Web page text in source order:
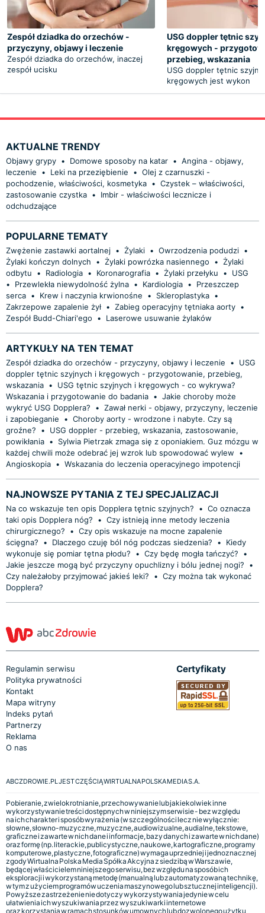
Zespół dziadka do orzechów -
przyczyny, objawy i leczenie
Zespół dziadka do orzechów, inaczej
zespół ucisku
USG doppler tętnic
kręgowych -
przebieg, wskazania
USG doppler tętnic
kręgowych jest wykon
AKTUALNE TRENDY
Objawy grypy • Domowe sposoby na katar • Angina - objawy,
leczenie
• Leki na przeziębienie • Olej z czarnuszki -
pochodzenie, właściwości, kosmetyka • Czystek – właściwości,
zastosowanie czystka •
Imbir - właściwości lecznicze i
odchudzające
POPULARNE TEMATY
Zwężenie zastawki aortalnej • Żylaki • Owrzodzenia podudzi •
Żylaki kończyn dolnych
• Żylaki powrózka nasiennego • Żylaki
odbytu
• Radiologia • Koronarografia • Żylaki przełyku •
USG
•
Przewlekła niewydolność żylna • Kardiologia •
Przeszczep
serca • Krew i naczynia krwionośne • Skleroplastyka •
Zakrzepowe zapalenie żył • Zabieg operacyjny tętniaka aorty •
Zespół Budd-Chiari'ego
• Laserowe usuwanie żylaków
ARTYKUŁY NA TEN TEMAT
Zespół dziadka do orzechów - przyczyny, objawy i leczenie •
USG
doppler tętnic szyjnych i kręgowych - przygotowanie, przebieg,
wskazania •
USG tętnic szyjnych i kręgowych - co wykrywa?
Wskazania i przygotowanie do badania • Jakie choroby może
wykryć USG Dopplera?
• Zawał nerki - objawy, przyczyny, leczenie
i zapobieganie
• Choroby aorty - wrodzone i nabyte. Czy są
groźne?
•
USG doppler - przebieg, wskazania, zastosowanie,
powikłania •
Sylwia Pietrzak zmaga się z oponiakiem. Guz mózgu w
każdej chwili może odebrać jej wzrok lub spowodować wylew
•
Angioskopia • Wskazania do leczenia operacyjnego impotencji
NAJNOWSZE PYTANIA Z TEJ SPECJALIZACJI
Na co wskazuje ten opis Dopplera tętnic szyjnych? • Co oznacza
taki opis Dopplera nóg?
• Czy istnieją inne metody leczenia
chirurgicznego?
• Czy opis wskazuje na mocne zapalenie
ścięgna?
• Dlaczego czuję ból nóg podczas siedzenia? •
Kiedy
wykonuje się pomiar tętna płodu?
• Czy będę mogła tańczyć?
•
Jakie jeszcze mogą być przyczyny opuchlizny i bólu jednej nogi?
•
Czy należałoby przyjmować jakieś leki?
• Czy można tak wykonać
Dopplera?
Regulamin serwisu
Polityka prywatności
Kontakt
Mapa witryny
Indeks pytań
Partnerzy
Reklama
O nas
Certyfikaty
ABCZDROWIE.PL JEST CZĘŚCIĄ WIRTUALNA POLSKA MEDIA S.A.
Pobieranie, zwielokrotnianie, przechowywanie lub jakiekolwiek inne
wykorzystywanie treści dostępnych w niniejszym serwisie - bez względu
na ich charakter i sposób wyrażenia (w szczególności lecz nie wyłącznie:
słowne, słowno-muzyczne, muzyczne, audiowizualne, audialne, tekstowe,
graficzne i zawarte w nich dane i informacje, bazy danych i zawarte w nich dane)
oraz formę (np. literackie, publicystyczne, naukowe, kartograficzne, programy
komputerowe, plastyczne, fotograficzne) wymaga uprzedniej i jednoznacznej
zgody Wirtualna Polska Media Spółka Akcyjna z siedzibą w Warszawie,
będącej właścicielem niniejszego serwisu, bez względu na sposób ich
eksploracji i wykorzystaną metodę (manualną lub zautomatyzowaną technikę,
w tym z użyciem programów uczenia maszynowego lub sztucznej inteligencji).
Powyższe zastrzeżenie nie dotyczy wykorzystywania jedynie w celu
ułatwienia ich wyszukiwania przez wyszukiwarki internetowe
oraz korzystania w ramach stosunków umownych lub dozwolonego użytku